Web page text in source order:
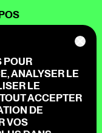
POUR
ANALYSER LE
LE
ACCEPTER
DE
VOS